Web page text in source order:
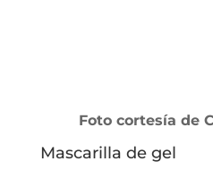
Foto cortesía de
Mascarilla de gel